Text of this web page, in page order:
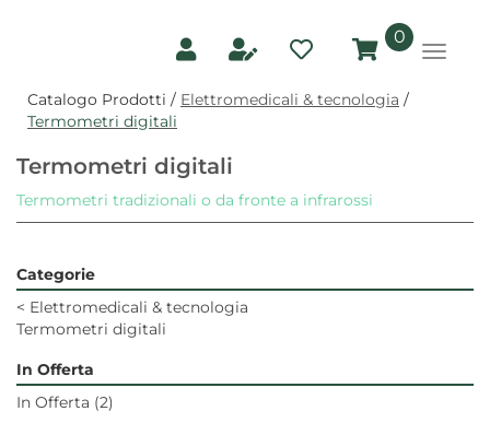
0prodotti
inseriti
Catalogo Prodotti / Elettromedicali & tecnologia /
Termometri digitali
Termometri digitali
Termometri tradizionali o da fronte a infrarossi
Categorie
< Elettromedicali & tecnologia
Termometri digitali
In Offerta
In Offerta (2)